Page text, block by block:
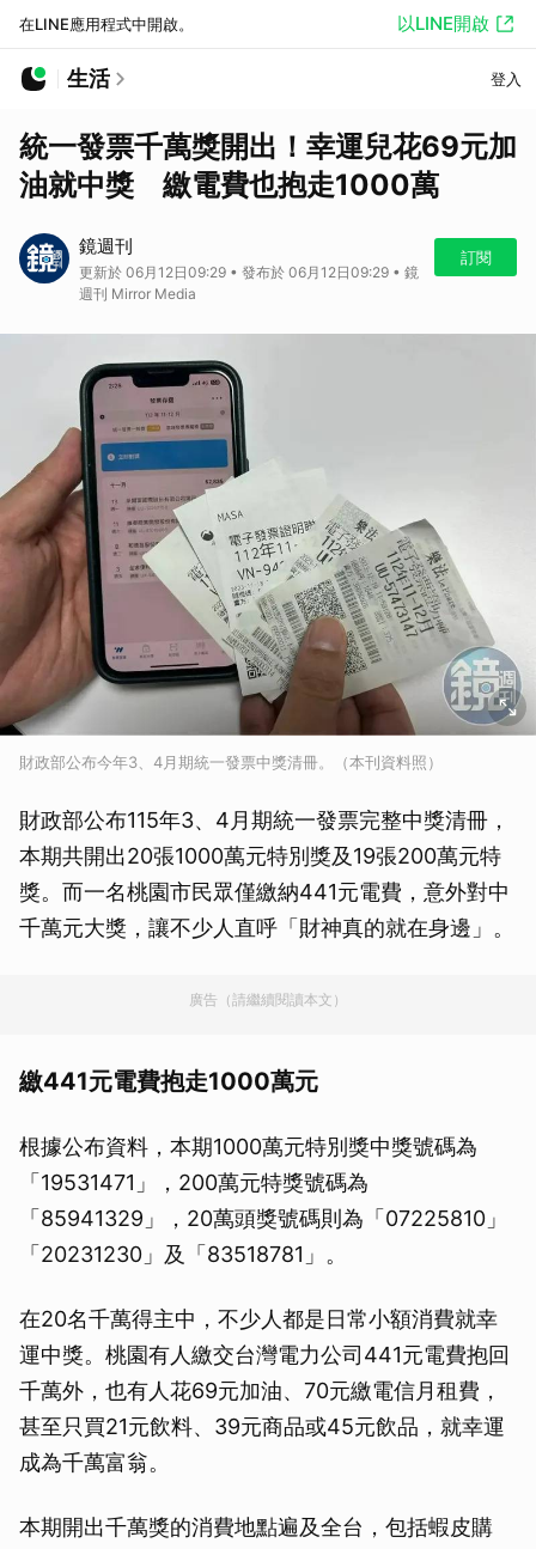
在LINE應用程式中開啟。 以LINE開啟
生活 登入
統一發票千萬獎開出！幸運兒花69元加
油就中獎 繳電費也抱走1000萬
鏡週刊
更新於 06月12日09:29 • 發布於 06月12日09:29 • 鏡
週刊 Mirror Media
訂閱
財政部公布今年3、4月期統一發票中獎清冊。（本刊資料照）
財政部公布115年3、4月期統一發票完整中獎清冊，
本期共開出20張1000萬元特別獎及19張200萬元特
獎。而一名桃園市民眾僅繳納441元電費，意外對中
千萬元大獎，讓不少人直呼「財神真的就在身邊」。
廣告（請繼續閱讀本文）
繳441元電費抱走1000萬元
根據公布資料，本期1000萬元特別獎中獎號碼為
「19531471」，200萬元特獎號碼為
「85941329」，20萬頭獎號碼則為「07225810」
「20231230」及「83518781」。
在20名千萬得主中，不少人都是日常小額消費就幸
運中獎。桃園有人繳交台灣電力公司441元電費抱回
千萬外，也有人花69元加油、70元繳電信月租費，
甚至只買21元飲料、39元商品或45元飲品，就幸運
成為千萬富翁。
本期開出千萬獎的消費地點遍及全台，包括蝦皮購